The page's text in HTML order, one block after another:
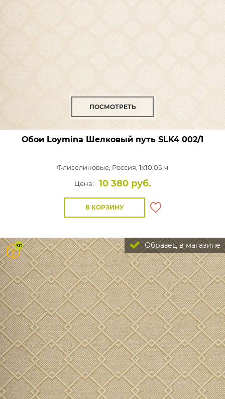
ПОСМОТРЕТЬ
Обои Loymina Шелковый путь SLK4 002/1
Флизелиновые, Россия, 1x10,05 м
Цена:
10 380 руб.
В КОРЗИНУ
Образец в магазине